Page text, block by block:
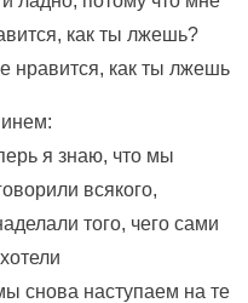
как ты лжешь?
нравится, как ты лжешь
я знаю, что мы
всякого,
того, чего сами
снова наступаем на те